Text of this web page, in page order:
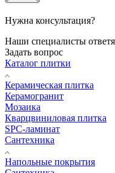
Нужна консультация?
Наши специалисты
Задать вопрос
Каталог плитки
Керамическая плитка
Керамогранит
Мозаика
Кварцвиниловая плитка
SPC-ламинат
Сантехника
Напольные покрытия